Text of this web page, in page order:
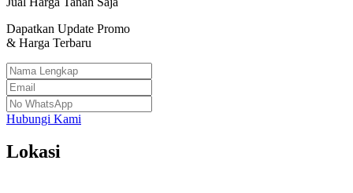
Dapatkan Update Promo
& Harga Terbaru
Hubungi Kami
Lokasi